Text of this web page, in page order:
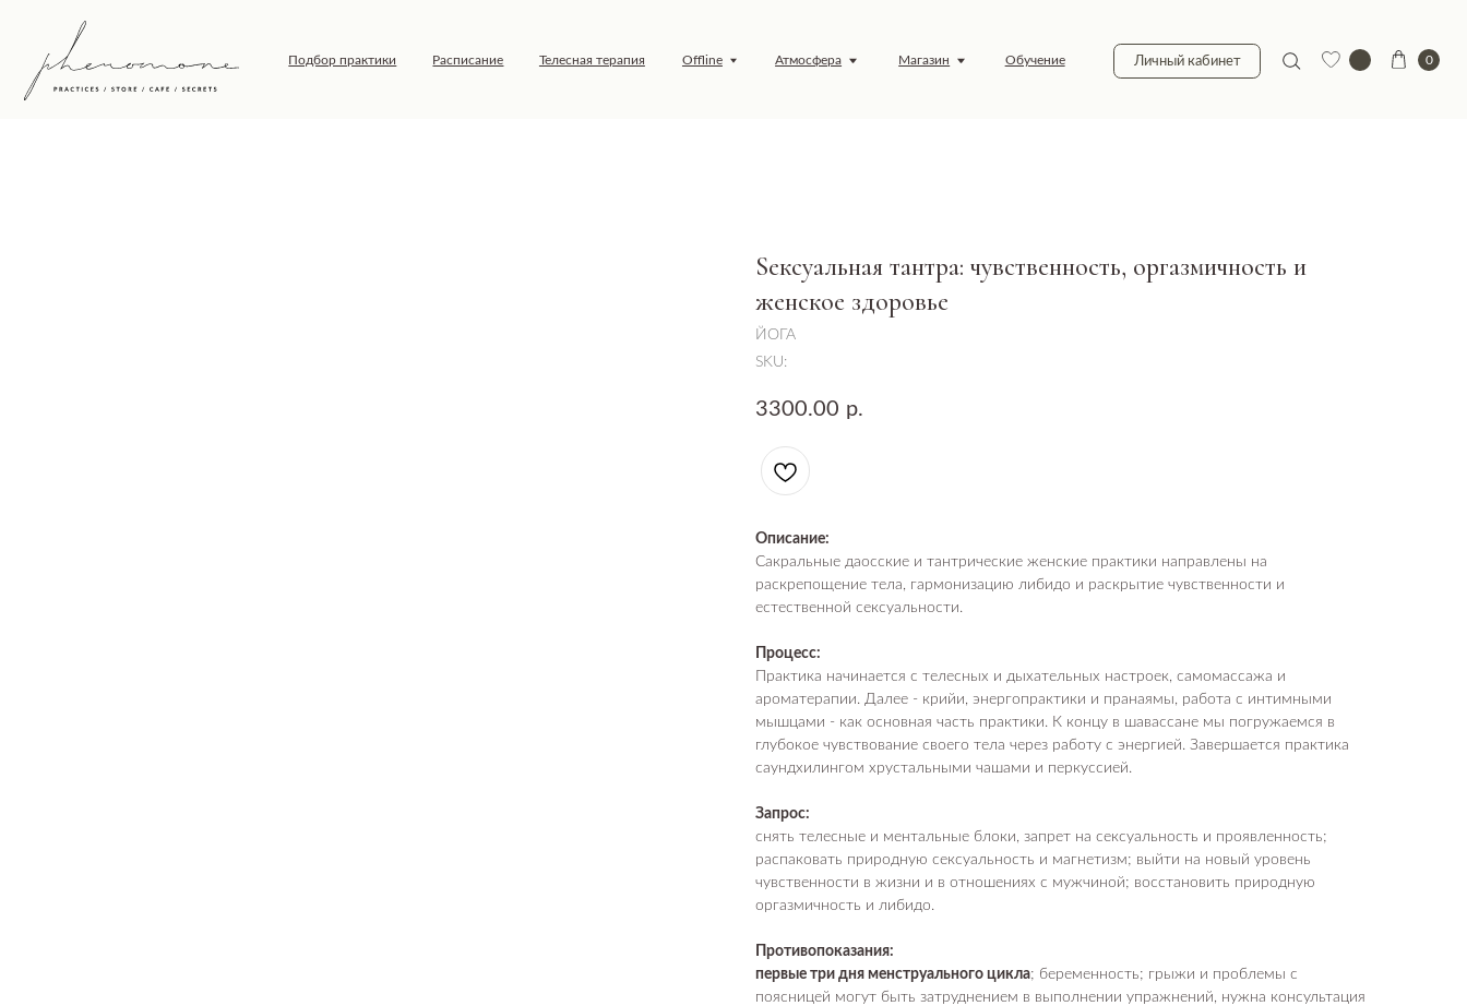
Личный кабинет
Обучение
Расписание Телесная терапия Атмосфера Магазин
Подбор практики
Sексуальная тантра: чувственность, оргазмичность и
женское здоровье
ЙОГА
SKU:
3300.00 р.
Описание:
Сакральные даосские и тантрические женские практики направлены на
раскрепощение тела, гармонизацию либидо и раскрытие чувственности и
естественной сексуальности.
Процесс:
Практика начинается с телесных и дыхательных настроек, самомассажа и
ароматерапии. Далее - крийи, энергопрактики и пранаямы, работа с интимными
мышцами - как основная часть практики. К концу в шавассане мы погружаемся в
глубокое чувствование своего тела через работу с энергией. Завершается практика
саундхилингом хрустальными чашами и перкуссией.
Запрос:
снять телесные и ментальные блоки, запрет на сексуальность и проявленность;
распаковать природную сексуальность и магнетизм; выйти на новый уровень
чувственности в жизни и в отношениях с мужчиной; восстановить природную
оргазмичность и либидо.
Противопоказания:
первые три дня менструального цикла; беременность; грыжи и проблемы с
поясницей могут быть затруднением в выполнении упражнений, нужна консультация